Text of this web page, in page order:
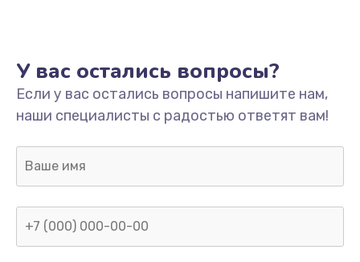
Замена жесткого диска
490 руб.
Заказать
Замена видеокарты
1895 руб.
У вас остались вопросы?
Если у вас остались вопросы напишите нам,
наши специалисты с радостью ответят вам!